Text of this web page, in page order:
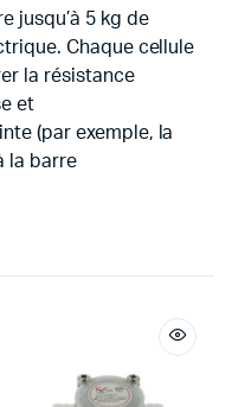
jusqu’à 5 kg de
Chaque cellule
la résistance
et
(par exemple, la
la barre